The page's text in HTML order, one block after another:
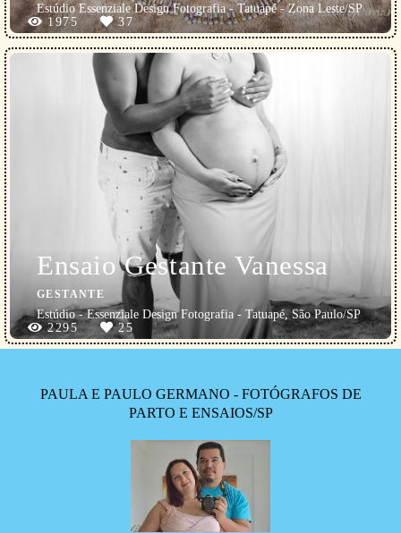
Estúdio Essenziale Design Fotografia - Tatuapé - Zona Leste/SP
1975
37
Ensaio Gestante Vanessa
GESTANTE
Estúdio - Essenziale Design Fotografia - Tatuapé, São Paulo/SP
2295
25
PAULA E PAULO GERMANO - FOTÓGRAFOS DE
PARTO E ENSAIOS/SP